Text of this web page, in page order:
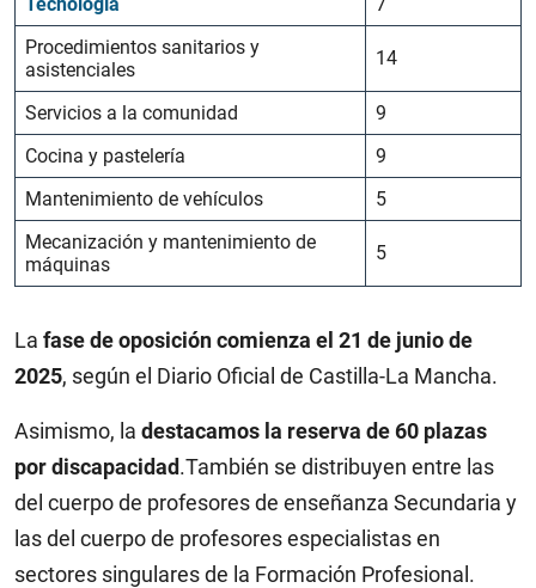
Procedimientos sanitarios y
asistenciales
14
Servicios a la comunidad
9
Cocina y pastelería
9
Mantenimiento de vehículos
5
Mecanización y mantenimiento de
máquinas
5
La fase de oposición comienza el 21 de junio de
2025, según el Diario Oficial de Castilla-La Mancha.
Asimismo, la destacamos la reserva de 60 plazas
por discapacidad.También se distribuyen entre las
del cuerpo de profesores de enseñanza Secundaria y
las del cuerpo de profesores especialistas en
sectores singulares de la Formación Profesional.